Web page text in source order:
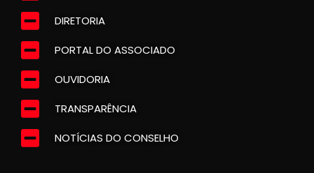
DIRETORIA
PORTAL DO ASSOCIADO
OUVIDORIA
TRANSPARÊNCIA
NOTÍCIAS DO CONSELHO